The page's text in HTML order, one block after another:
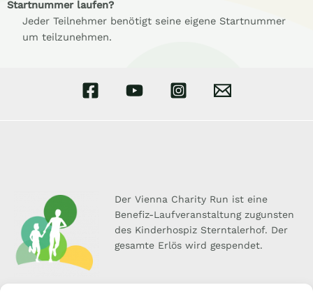
Startnummer laufen?
Jeder Teilnehmer benötigt seine eigene Startnummer
um teilzunehmen.
Der Vienna Charity Run ist eine
Benefiz-Laufveranstaltung zugunsten
des Kinderhospiz Sterntalerhof. Der
gesamte Erlös wird gespendet.